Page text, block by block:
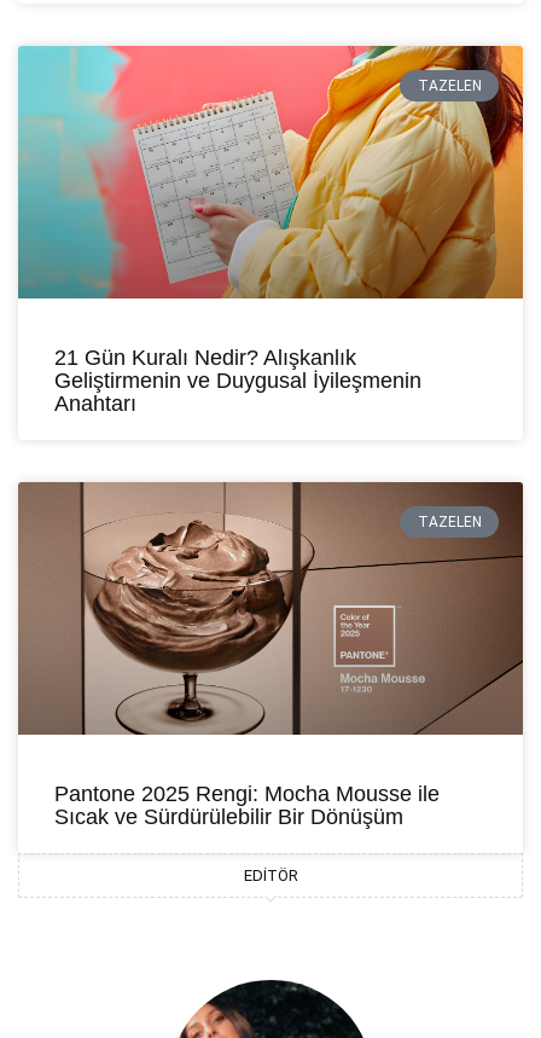
TAZELEN
21 Gün Kuralı Nedir? Alışkanlık
Geliştirmenin ve Duygusal İyileşmenin
Anahtarı
TAZELEN
Pantone 2025 Rengi: Mocha Mousse ile
Sıcak ve Sürdürülebilir Bir Dönüşüm
EDITÖR